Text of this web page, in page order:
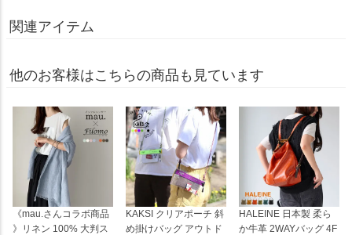
関連アイテム
他のお客様はこちらの商品も見ています
《mau.さんコラボ商品
》リネン 100% 大判ス
KAKSI クリアポーチ 斜
め掛けバッグ アウトド
HALEINE 日本製 柔ら
か牛革 2WAYバッグ 4F